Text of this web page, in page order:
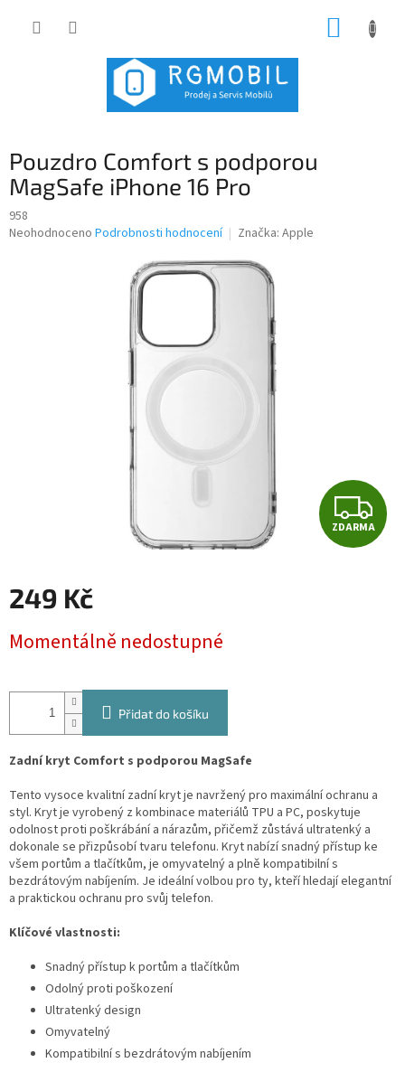
Pouzdro Comfort s podporou
MagSafe iPhone 16 Pro
958
Průměrné
Neohodnoceno Podrobnosti hodnocení Značka: Apple
Z
D
ZDARMA
249 Kč
cena:
Momentálně nedostupné
Přidat do košíku
Zadní kryt Comfort s podporou MagSafe
Tento vysoce kvalitní zadní kryt je navržený pro maximální ochranu a
styl. Kryt je vyrobený z kombinace materiálů TPU a PC, poskytuje
odolnost proti poškrábání a nárazům, přičemž zůstává ultratenký a
dokonale se přizpůsobí tvaru telefonu. Kryt nabízí snadný přístup ke
všem portům a tlačítkům, je omyvatelný a plně kompatibilní s
bezdrátovým nabíjením. Je ideální volbou pro ty, kteří hledají elegantní
a praktickou ochranu pro svůj telefon.
Klíčové vlastnosti:
Snadný přístup k portům a tlačítkům
Odolný proti poškození
Ultratenký design
Omyvatelný
Kompatibilní s bezdrátovým nabíjením